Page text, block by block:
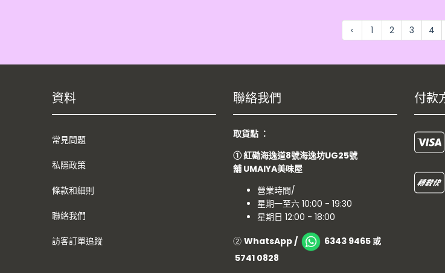
‹ 1 2 3 4
資料
常見問題
私隱政策
條款和細則
聯絡我們
訪客訂單追蹤
聯絡我們
取貨點 ：
①紅磡海逸道8號海逸坊UG25號
舖 UMAIYA美味屋
營業時間/
星期一至六 10:00 - 19:30
星期日 12:00 - 18:00
② WhatsApp /
6343 9465 或
5741 0828
付款